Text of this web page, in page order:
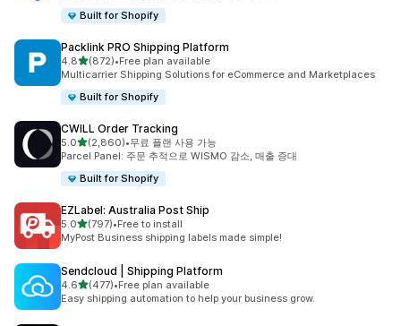
Built for Shopify
Packlink PRO Shipping Platform
4.8별 5개 중
(872)
총 리뷰 872개
•Free plan available
Multicarrier Shipping Solutions for eCommerce and Marketplaces
Built for Shopify
CWILL Order Tracking
5.0별 5개 중
(2,860)
총 리뷰 2860개
•무료 플랜 사용 가능
Parcel Panel: 주문 추적으로 WISMO 감소, 매출 증대
Built for Shopify
EZLabel: Australia Post Ship
5.0별 5개 중
(797)
총 리뷰 797개
•Free to install
MyPost Business shipping labels made simple!
Sendcloud | Shipping Platform
4.6별 5개 중
(477)
총 리뷰 477개
•Free plan available
Easy shipping automation to help your business grow.